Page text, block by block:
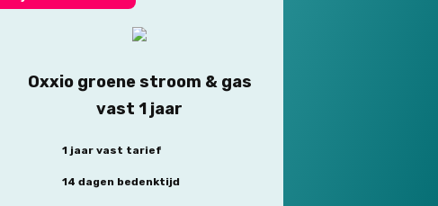
Oxxio groene stroom & gas
vast 1 jaar
1 jaar vast tarief
14 dagen bedenktijd